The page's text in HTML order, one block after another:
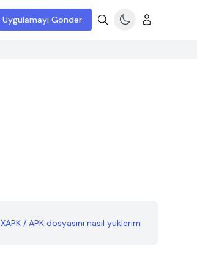
Uygulamayı Gönder
XAPK / APK dosyasını nasıl yüklerim